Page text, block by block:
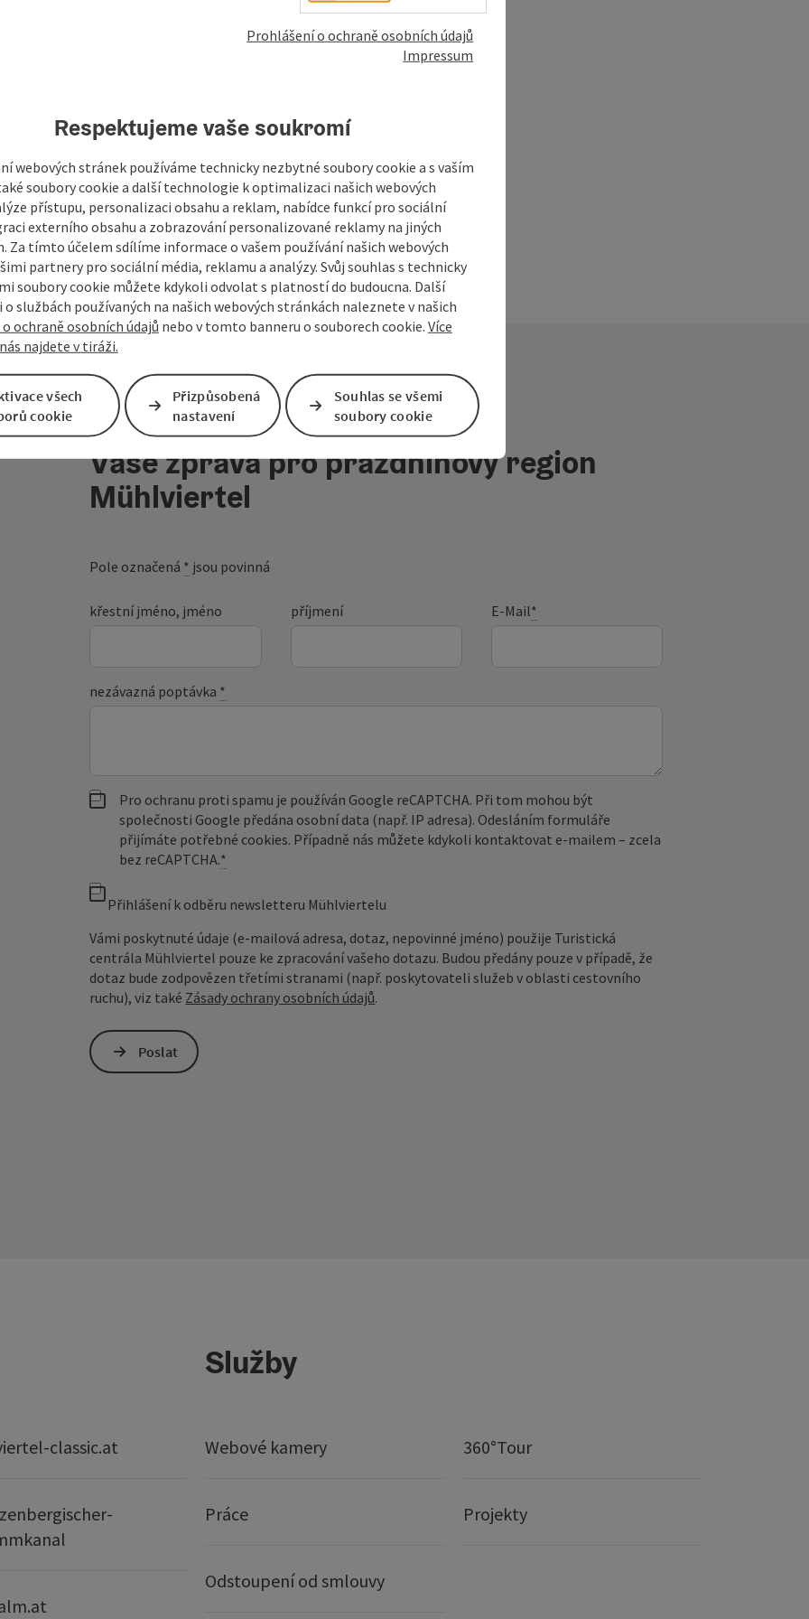
Vaše zpráva pro prázdninový region
Mühlviertel
Pole označená * jsou povinná
křestní jméno, jméno příjmení E-Mail*
nezávazná poptávka *
Pro ochranu proti spamu je používán Google reCAPTCHA. Při tom mohou být
společnosti Google předána osobní data (např. IP adresa). Odesláním formuláře
přijímáte potřebné cookies. Případně nás můžete kdykoli kontaktovat e‑mailem – zcela
bez reCAPTCHA.*
Přihlášení k odběru newsletteru Mühlviertelu
Vámi poskytnuté údaje (e-mailová adresa, dotaz, nepovinné jméno) použije Turistická
centrála Mühlviertel pouze ke zpracování vašeho dotazu. Budou předány pouze v případě, že
dotaz bude zodpovězen třetími stranami (např. poskytovateli služeb v oblasti cestovního
ruchu), viz také Zásady ochrany osobních údajů.
Poslat
classic.at
Služby
Webové kamery 360°Tour
Práce Projekty
Odstoupení od smlouvy
Prohlášení o ochraně osobních údajů
Impressum
Respektujeme vaše soukromí
webových stránek používáme technicky nezbytné soubory cookie a s vaším
soubory cookie a další technologie k optimalizaci našich webových
přístupu, personalizaci obsahu a reklam, nabídce funkcí pro sociální
externího obsahu a zobrazování personalizované reklamy na jiných
Za tímto účelem sdílíme informace o vašem používání našich webových
partnery pro sociální média, reklamu a analýzy. Svůj souhlas s technicky
soubory cookie můžete kdykoli odvolat s platností do budoucna. Další
službách používaných na našich webových stránkách naleznete v našich
ochraně osobních údajů nebo v tomto banneru o souborech cookie. Více
najdete v tiráži.
všech
cookie
Přizpůsobená
nastavení
Souhlas se všemi
soubory cookie